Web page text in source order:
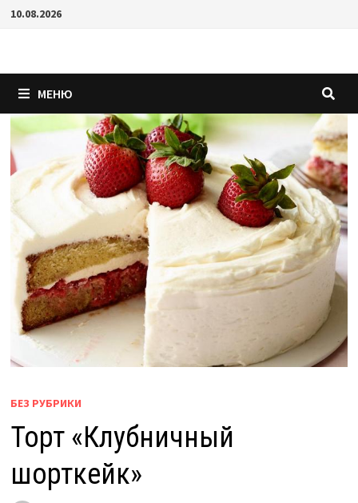
Перейти
10.08.2026
МЕНЮ
БЕЗ РУБРИКИ
Торт «Клубничный
шорткейк»